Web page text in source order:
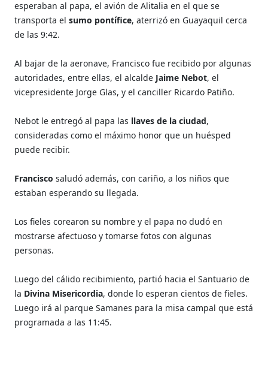
esperaban al papa, el avión de Alitalia en el que se
transporta elsumo pontífice, aterrizó en Guayaquil cerca
de las 9:42.
Al bajar de la aeronave, Francisco fue recibido por algunas
autoridades, entre ellas, el alcalde Jaime Nebot, el
vicepresidente Jorge Glas, y el canciller Ricardo Patiño.
Nebot le entregó al papa las llaves de la ciudad,
consideradas como el máximo honor que un huésped
puede recibir.
Francisco saludó además, con cariño, a los niños que
estaban esperando su llegada.
Los fieles corearon su nombre y el papa no dudó en
mostrarse afectuoso y tomarse fotos con algunas
personas.
Luego del cálido recibimiento, partió hacia el Santuario de
la Divina Misericordia, donde lo esperan cientos de fieles.
Luego irá al parque Samanes para la misa campal que está
programada a las 11:45.